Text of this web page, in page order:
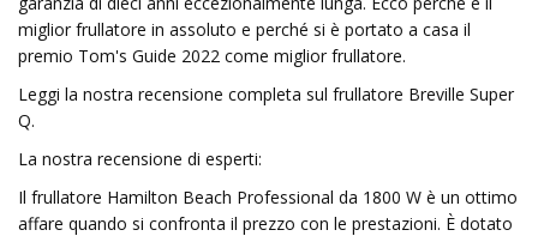
miglior frullatore in assoluto e perché si è portato a casa il
premio Tom's Guide 2022 come miglior frullatore.
Leggi la nostra recensione completa sul frullatore Breville Super
Q.
La nostra recensione di esperti:
Il frullatore Hamilton Beach Professional da 1800 W è un ottimo
affare quando si confronta il prezzo con le prestazioni. È dotato